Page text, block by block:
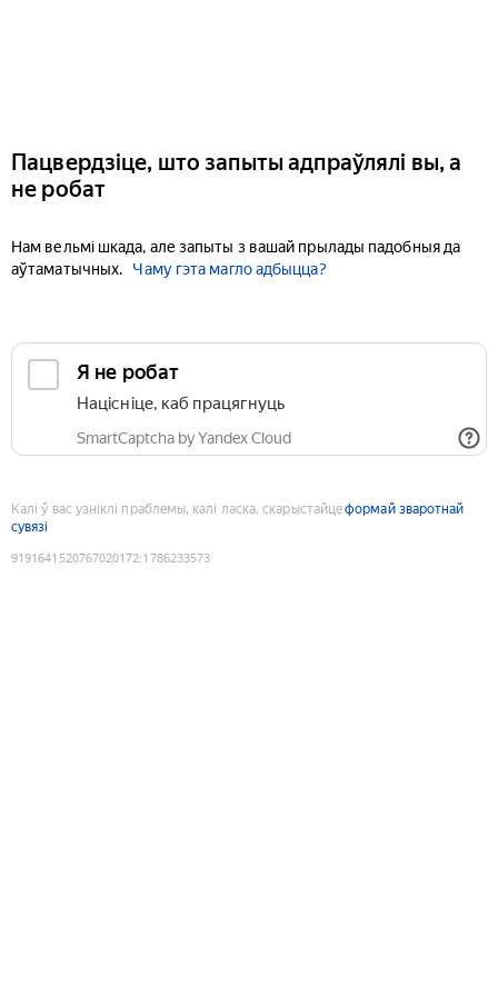
Пацвердзіце, што запыты адпраўлялі вы, а
не робат
Нам вельмі шкада, але запыты з вашай прылады падобныя да
аўтаматычных.
Чаму гэта магло адбыцца?
Я не робат
Націсніце, каб працягнуць
SmartCaptcha by Yandex Cloud
Калі ў вас узніклі праблемы, калі ласка, скарыстайцеформай зваротнай
сувязі
9191641520767020172:1786233573